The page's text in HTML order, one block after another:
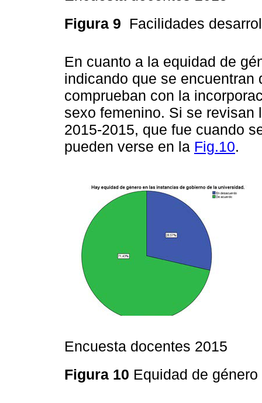
Figura 9 Facilidades
En cuanto a la equidad de
indicando que se encuentran
comprueban con la
sexo femenino. Si se revisan
2015-2015, que fue cuando
pueden verse en la Fig.10.
Encuesta docentes 2015
Figura 10 Equidad de género